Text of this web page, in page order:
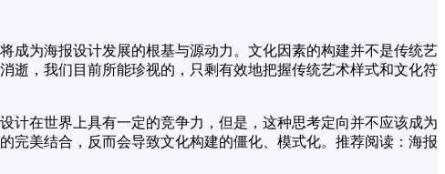
成为海报设计发展的根基与源动力。文化因素的构建并不是传统艺
逝，我们目前所能珍视的，只剩有效地把握传统艺术样式和文化符
计在世界上具有一定的竞争力，但是，这种思考定向并不应该成为
完美结合，反而会导致文化构建的僵化、模式化。推荐阅读：海报